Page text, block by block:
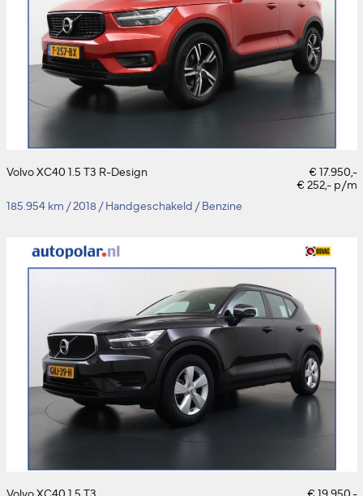
Volvo XC40 1.5 T3 R-Design
€ 17.950,-
€ 252,- p/m
185.954 km /2018 /Handgeschakeld /Benzine